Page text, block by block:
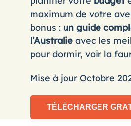
maximum de votre
bonus : un guide
l’Australie avec les
pour dormir, voir la
Mise à jour Octobre